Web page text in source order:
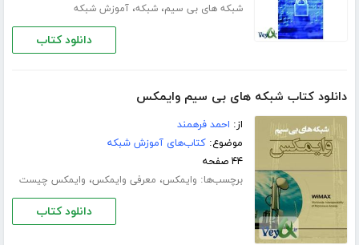
شبکه های بی سیم،شبکه،آموزش شبکه
دانلود کتاب
دانلود کتاب شبکه های بی سیم وایمکس
از: احمد فرهمند
موضوع:کتاب‌های آموزش شبکه
۴۴ صفحه
برچسب‌ها: وایمکس، معرفی وایمکس، وایمکس چیست
دانلود کتاب